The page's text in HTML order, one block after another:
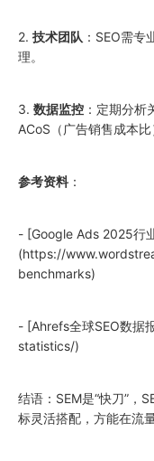
2. 技术团队 ：SEO需
理。
3. 数据监控 ：定期分
ACoS（广告销售成本比
参考资料 ：
- [Google Ads 2025行
(https://
benchmarks)
- [Ahrefs全球SEO数
statistics/)
结语：SEM是“快刀”，
标灵活搭配，方能在流